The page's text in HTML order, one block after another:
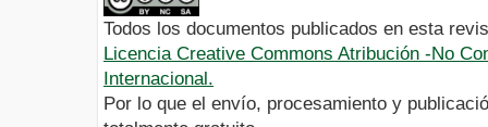
Todos los documentos publicados en esta
Licencia Creative Commons Atribución -No
Internacional.
Por lo que el envío, procesamiento y